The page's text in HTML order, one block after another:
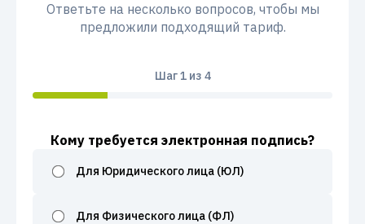
Ответьте на несколько вопросов, чтобы мы
предложили подходящий тариф.
Шаг1из 4
Кому требуется электронная подпись?
Для Юридического лица (ЮЛ)
Для Физического лица (ФЛ)